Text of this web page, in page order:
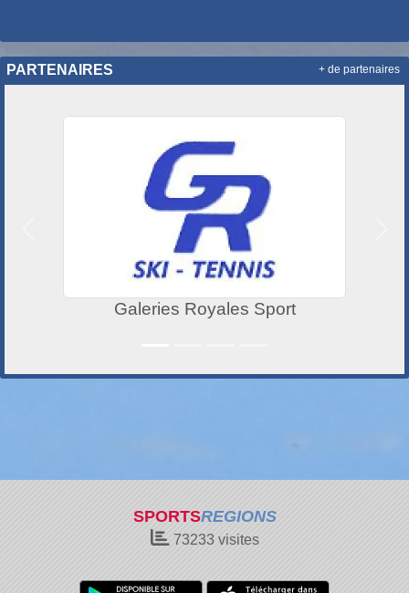
PARTENAIRES
Galeries Royales Sport
+ de partenaires
SPORTSREGIONS
73233visites